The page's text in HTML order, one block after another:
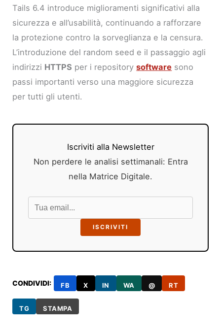
Tails 6.4 introduce miglioramenti significativi alla
sicurezza e all’usabilità, continuando a rafforzare
la protezione contro la sorveglianza e la censura.
L’introduzione del random seed e il passaggio agli
indirizzi HTTPS per i repositorysoftware sono
passi importanti verso una maggiore sicurezza
per tutti gli utenti.
Iscriviti alla Newsletter
Non perdere le analisi settimanali: Entra
nella Matrice Digitale.
ISCRIVITI
CONDIVIDI: FB X IN WA @ RT
TG STAMPA